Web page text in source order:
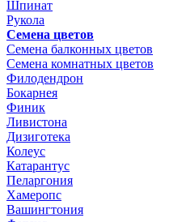
Шпинат
Рукола
Семена цветов
Семена балконных цветов
Семена комнатных цветов
Филодендрон
Бокарнея
Финик
Ливистона
Дизиготека
Колеус
Катарантус
Пеларгония
Хамеропс
Вашингтония